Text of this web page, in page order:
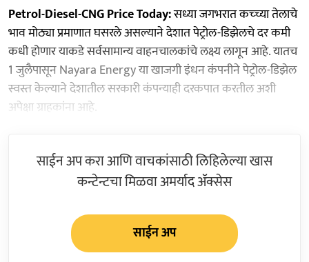
Petrol-Diesel-CNG Price Today:सध्या जगभरात कच्च्या तेलाचे
भाव मोठ्या प्रमाणात घसरले असल्याने देशात पेट्रोल-डिझेलचे दर कमी
कधी होणार याकडे सर्वसामान्य वाहनचालकांचे लक्ष्य लागून आहे. यातच
1 जुलैपासून Nayara Energy या खाजगी इंधन कंपनीने पेट्रोल-डिझेल
स्वस्त केल्याने देशातील सरकारी कंपन्याही दरकपात करतील अशी
अपेक्षा ग्राहकांना आहे.
साईन अप करा आणि वाचकांसाठी लिहिलेल्या खास
कन्टेन्टचा मिळवा अमर्याद ॲक्सेस
साईन अप